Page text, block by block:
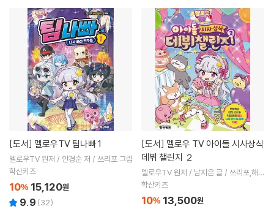
[도서] 멜로우TV 팀나빠 1
멜로우TV 원저 / 안경순 저 / 쓰리포 그림
학산키즈
10% 15,120원
9.9 (32)
[도서]
데뷔 챌린지 ２
멜로우TV 원저 / 남지은 글 / 쓰리포,해얌
그림 / 표수현 감수
학산키즈
10% 13,500원